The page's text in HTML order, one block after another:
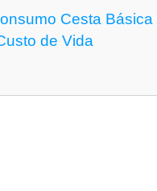
Cesta Básica
de Vida